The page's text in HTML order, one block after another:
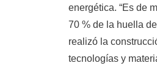
energética. “Es de
70 % de la huella
realizó la
tecnologías y